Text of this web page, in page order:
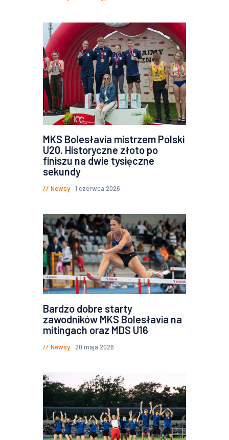
MKS Bolesłavia mistrzem Polski
U20. Historyczne złoto po
finiszu na dwie tysięczne
sekundy
Newsy 1 czerwca 2026
Bardzo dobre starty
zawodników MKS Bolesłavia na
mitingach oraz MDS U16
Newsy 20 maja 2026